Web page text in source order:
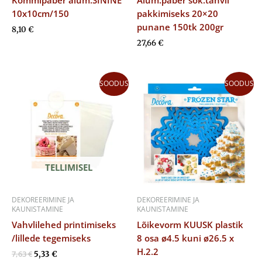
10x10cm/150
8,10 €
pakkimiseks 20×20
punane 150tk 200gr
27,66€
SOODUS
TELLIMISEL
DEKOREERIMINE JA
KAUNISTAMINE
Vahvlilehed printimiseks
/lillede tegemiseks
7,63€
oli:
7,63 €.
5,33 €
on:
5,33 €.
SOODUS
DEKOREERIMINE JA
KAUNISTAMINE
Lõikevorm KUUSK plastik
8 osa ø4.5 kuni ø26.5 x
H.2.2
oli:
22,30 €.
hind
on:
15,61 €.